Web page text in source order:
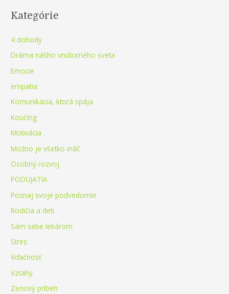
Kategórie
4 dohody
Dráma nášho vnútorného sveta
Emocie
empatia
Komunikácia, ktorá spája
Koučing
Motivácia
Možno je všetko ináč
Osobný rozvoj
PODUJATIA
Poznaj svoje podvedomie
Rodičia a deti
Sám sebe lekárom
Stres
Vďačnosť
Vzťahy
Zenový príbeh